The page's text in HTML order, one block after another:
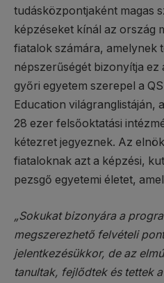
tudásközpontjaként magas
képzéseket kínál az ország
fiatalok számára, amelynek
népszerűségét bizonyítja ez
győri egyetem szerepel a
Education világranglistáján,
28 ezer felsőoktatási
kétezret jegyeznek. Az
fiataloknak azt a képzési,
pezsgő egyetemi életet,
„Sokukat bizonyára a
megszerezhető felvételi
jelentkezésükkor, de az
tanultak, fejlődtek és tettek